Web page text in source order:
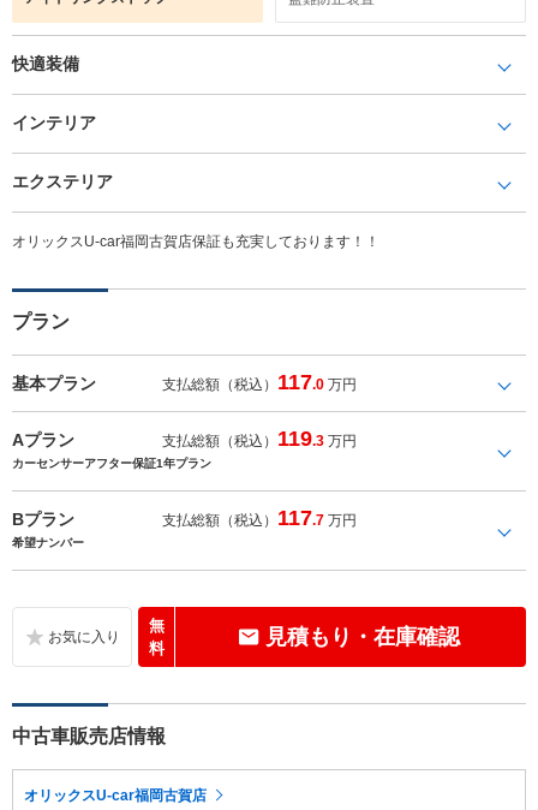
快適装備
インテリア
エクステリア
オリックスU-car福岡古賀店保証も充実しております！！
プラン
基本プラン 支払総額（税込） 117.0 万円
Aプラン 支払総額（税込） 119.3 万円
カーセンサーアフター保証1年プラン
Bプラン 支払総額（税込） 117.7 万円
希望ナンバー
無
料
見積もり・在庫確認
中古車販売店情報
オリックスU-car福岡古賀店